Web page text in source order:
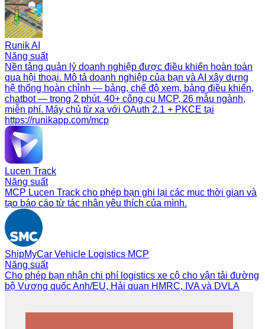
Runik AI
Năng suất
Nền tảng quản lý doanh nghiệp được điều khiển hoàn toàn
qua hội thoại. Mô tả doanh nghiệp của bạn và AI xây dựng
hệ thống hoàn chỉnh — bảng, chế độ xem, bảng điều khiển,
chatbot — trong 2 phút. 40+ công cụ MCP, 26 mẫu ngành,
miễn phí. Máy chủ từ xa với OAuth 2.1 + PKCE tại
https://runikapp.com/mcp
Lucen Track
Năng suất
MCP Lucen Track cho phép bạn ghi lại các mục thời gian và
tạo báo cáo từ tác nhân yêu thích của mình.
ShipMyCar Vehicle Logistics MCP
Năng suất
Cho phép bạn nhận chi phí logistics xe cộ cho vận tải đường
bộ Vương quốc Anh/EU, Hải quan HMRC, IVA và DVLA